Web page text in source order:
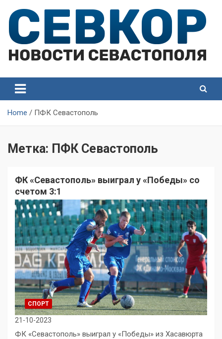
content
Севастополя
Севастополя
Home ПФК Севастополь
Метка: ПФК Севастополь
ФК «Севастополь» выиграл у «Победы» со
счетом 3:1
СПОРТ
21-10-2023
ФК «Севастополь» выиграл у «Победы» из Хасавюрта